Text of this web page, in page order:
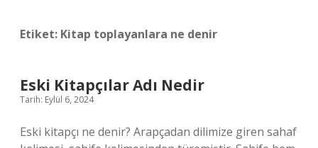
Etiket: Kitap toplayanlara ne denir
Eski Kitapçılar Adı Nedir
Tarih: Eylül 6, 2024
Eski kitapçı ne denir? Arapçadan dilimize giren sahaf